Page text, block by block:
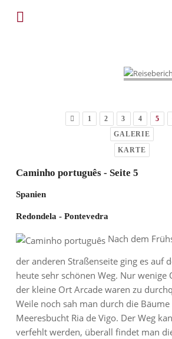
1 2 3 4 5
GALERIE
KARTE
Caminho português - Seite 5
Spanien
Redondela - Pontevedra
Nach dem
der anderen Straßenseite ging es auf
heute sehr schönen Weg. Nur wenige
der kleine Ort Arcade waren zu
Weile noch sah man durch die
Meeresbucht Ria de Vigo. Der Weg
verfehlt werden, überall findet man